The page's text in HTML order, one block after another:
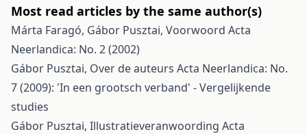
Most read articles by the same author(s)
Márta Faragó, Gábor Pusztai, Voorwoord Acta
Neerlandica: No. 2 (2002)
Gábor Pusztai, Over de auteurs Acta Neerlandica: No.
7 (2009): 'In een grootsch verband' - Vergelijkende
studies
Gábor Pusztai, Illustratieveranwoording Acta